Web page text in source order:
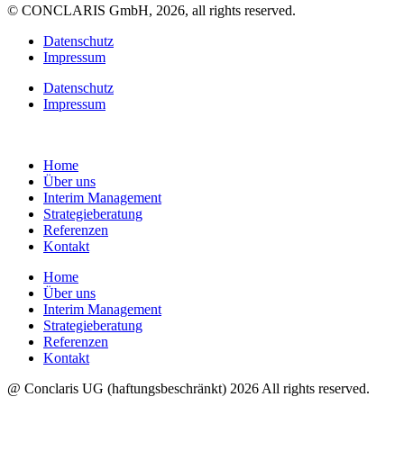
© CONCLARIS GmbH, 2026, all rights reserved.
Datenschutz
Impressum
Datenschutz
Impressum
Home
Über uns
Interim Management
Strategieberatung
Referenzen
Kontakt
Home
Über uns
Interim Management
Strategieberatung
Referenzen
Kontakt
@ Conclaris UG (haftungsbeschränkt) 2026 All rights reserved.